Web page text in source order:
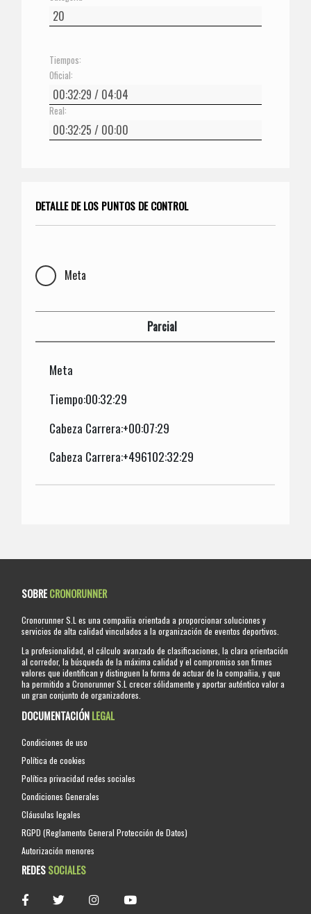
Tiempos:
Oficial:
Real:
DETALLE DE LOS PUNTOS DE CONTROL
Meta
Parcial
Meta
Tiempo:00:32:29
Cabeza Carrera:+00:07:29
Cabeza Carrera:+496102:32:29
SOBRECRONORUNNER
Cronorunner S.L es una compañia orientada a proporcionar soluciones y
servicios de alta calidad vinculados a la organización de eventos deportivos.
La profesionalidad, el cálculo avanzado de clasificaciones, la clara orientación
al corredor, la búsqueda de la máxima calidad y el compromiso son firmes
valores que identifican y distinguen la forma de actuar de la compañia, y que
ha permitido a Cronorunner S.L crecer sólidamente y aportar auténtico valor a
un gran conjunto de organizadores.
DOCUMENTACIÓNLEGAL
Condiciones de uso
Política de cookies
Política privacidad redes sociales
Condiciones Generales
Cláusulas legales
RGPD (Reglamento General Protección de Datos)
Autorización menores
REDESSOCIALES